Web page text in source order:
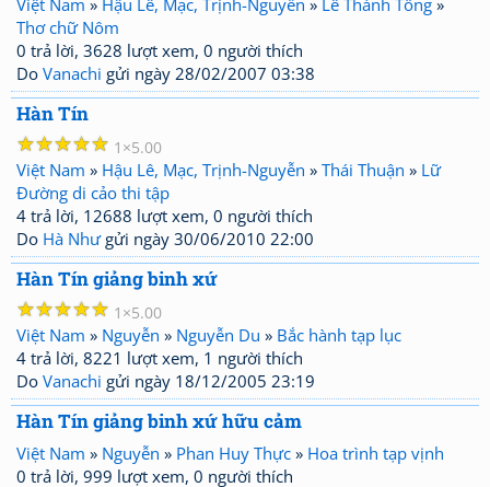
Việt Nam » Hậu Lê, Mạc, Trịnh-Nguyễn » Lê Thánh Tông »
Thơ chữ Nôm
0 trả lời, 3628 lượt xem, 0 người thích
Do Vanachi gửi ngày 28/02/2007 03:38
Hàn Tín
☆
☆
☆
☆
☆ 1 5.00
Việt Nam » Hậu Lê, Mạc, Trịnh-Nguyễn » Thái Thuận » Lữ
Đường di cảo thi tập
4 trả lời, 12688 lượt xem, 0 người thích
Do Hà Nhưgửi ngày 30/06/2010 22:00
Hàn Tín giảng binh xứ
☆
☆
☆
☆
☆ 1 5.00
Việt Nam » Nguyễn » Nguyễn Du » Bắc hành tạp lục
4 trả lời, 8221 lượt xem, 1 người thích
Do Vanachi gửi ngày 18/12/2005 23:19
Hàn Tín giảng binh xứ hữu cảm
Việt Nam » Nguyễn » Phan Huy Thực » Hoa trình tạp vịnh
0 trả lời, 999 lượt xem, 0 người thích